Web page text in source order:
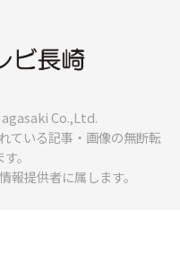
Co.,Ltd.
ている記事・画像の無断転
。
報提供者に属します。